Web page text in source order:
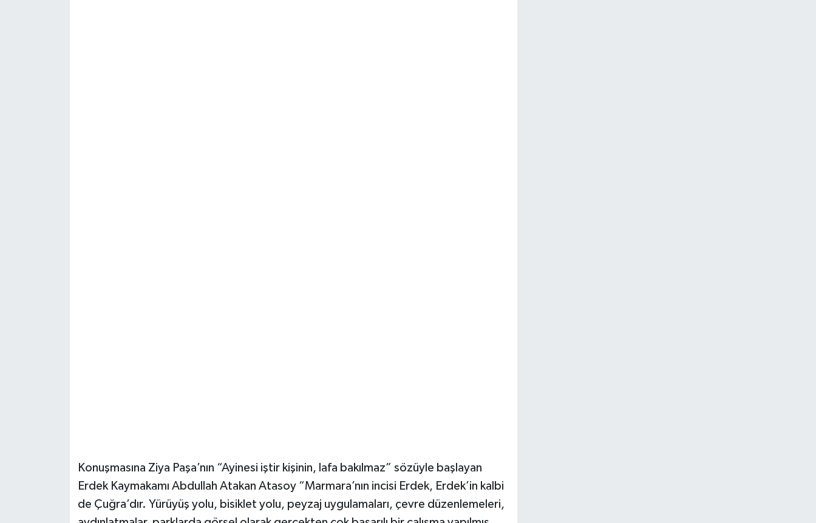
Konuşmasına Ziya Paşa’nın “Ayinesi iştir kişinin, lafa bakılmaz” sözüyle başlayan
Erdek Kaymakamı Abdullah Atakan Atasoy “Marmara’nın incisi Erdek, Erdek’in kalbi
de Çuğra’dır. Yürüyüş yolu, bisiklet yolu, peyzaj uygulamaları, çevre düzenlemeleri,